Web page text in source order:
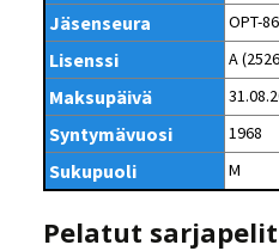
Jäsenseura OPT-86
Lisenssi A
Maksupäivä
Syntymävuosi 1968
Sukupuoli M
Pelatut